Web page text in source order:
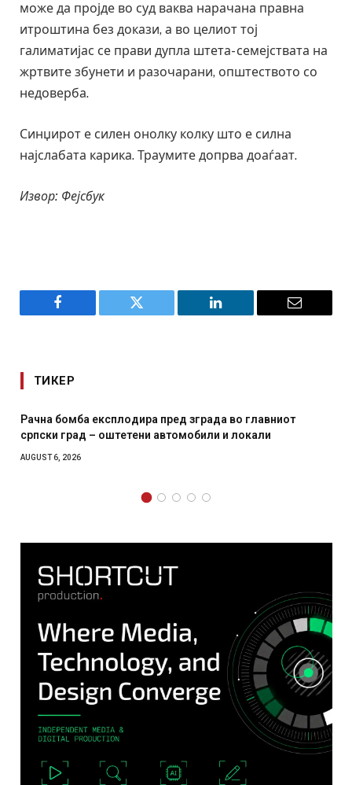
може да пројде во суд ваква нарачана правна
итроштина без докази, а во целиот тој
галиматијас се прави дупла штета- семејствата на
жртвите збунети и разочарани, општеството со
недоверба.
Синџирот е силен онолку колку што е силна
најслабата карика. Траумите допрва доаѓаат.
Извор: Фејсбук
Facebook Twitter LinkedIn Email
ТИКЕР
И Данска се милитарилизира – воведува нова 11-
месечна воена
AUGUST 4, 2026